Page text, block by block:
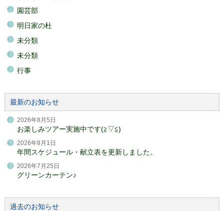
園芸部
明日家の杜
未分類
未分類
行事
最新のお知らせ
2026年8月5日
お楽しみツアー実施中です(≧▽≦)
2026年8月1日
年間スケジュール・献立表を更新しました。
2026年7月25日
グリーンカーテン♪
過去のお知らせ